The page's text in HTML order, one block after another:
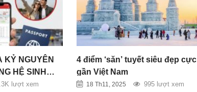
KỶ NGUYÊN
HỆ SINH
lượt xem
4 điểm ‘săn’ tuyết siêu đẹp cực
gần Việt Nam
18 Th11, 2025 995 lượt xem